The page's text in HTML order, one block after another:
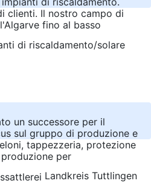
clienti. Il nostro campo di
fino al basso
un successore per il
sul gruppo di produzione e
tappezzeria, protezione
per
Landkreis Tuttlingen